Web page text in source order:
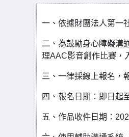
一、依據財團法人第一
二、為鼓勵身心障礙溝
理AAC影音創作比賽，
三、一律採線上報名，
四、報名日期：即日起
五、作品收件日期：